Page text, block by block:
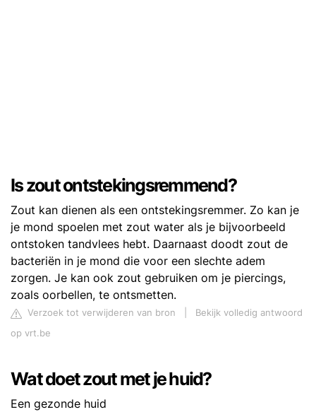
Is zout ontstekingsremmend?
Zout kan dienen als een ontstekingsremmer. Zo kan je
je mond spoelen met zout water als je bijvoorbeeld
ontstoken tandvlees hebt. Daarnaast doodt zout de
bacteriën in je mond die voor een slechte adem
zorgen. Je kan ook zout gebruiken om je piercings,
zoals oorbellen, te ontsmetten.
Verzoek tot verwijderen van bron
Bekijk volledig antwoord
op vrt.be
Wat doet zout met je huid?
Een gezonde huid